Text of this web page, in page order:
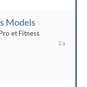
Models
et Fitness
2021